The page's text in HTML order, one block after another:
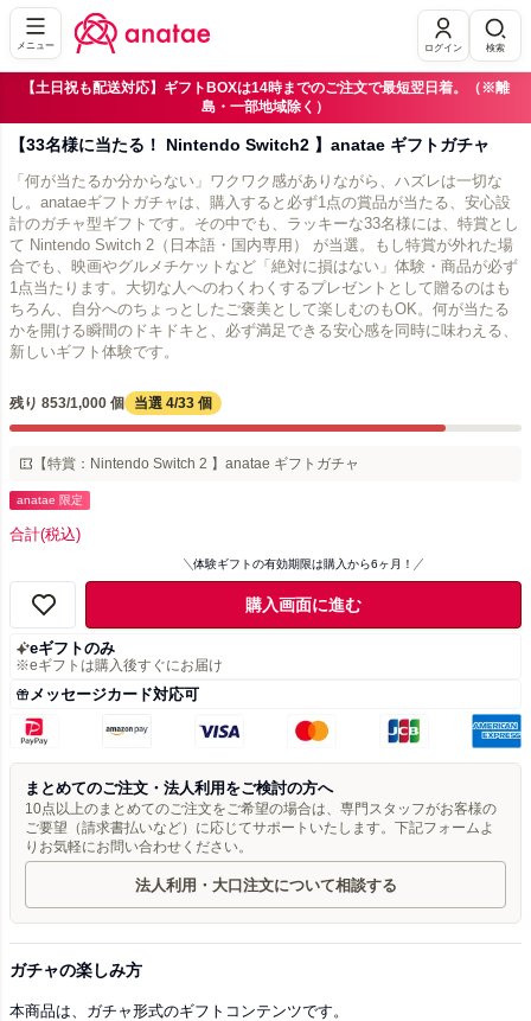
メニュー ログイン 検索
【土日祝も配送対応】ギフトBOXは14時までのご注文で最短翌日着。（※離
島・一部地域除く）
【33名様に当たる！ Nintendo Switch2 】anatae ギフトガチャ
「何が当たるか分からない」ワクワク感がありながら、ハズレは一切な
し。anataeギフトガチャは、購入すると必ず1点の賞品が当たる、安心設
計のガチャ型ギフトです。その中でも、ラッキーな33名様には、特賞とし
て Nintendo Switch 2（日本語・国内専用） が当選。もし特賞が外れた場
合でも、映画やグルメチケットなど「絶対に損はない」体験・商品が必ず
1点当たります。大切な人へのわくわくするプレゼントとして贈るのはも
ちろん、自分へのちょっとしたご褒美として楽しむのもOK。何が当たる
かを開ける瞬間のドキドキと、必ず満足できる安心感を同時に味わえる、
新しいギフト体験です。
残り 853/1,000 個 当選 4/33 個
【特賞：Nintendo Switch 2 】anatae ギフトガチャ
anatae 限定
合計(税込)
体験ギフトの有効期限は購入から6ヶ月！
購入画面に進む
eギフトのみ
※eギフトは購入後すぐにお届け
メッセージカード対応可
まとめてのご注文・法人利用をご検討の方へ
10点以上のまとめてのご注文をご希望の場合は、専門スタッフがお客様の
ご要望（請求書払いなど）に応じてサポートいたします。下記フォームよ
りお気軽にお問い合わせください。
法人利用・大口注文について相談する
ガチャの楽しみ方
本商品は、ガチャ形式のギフトコンテンツです。